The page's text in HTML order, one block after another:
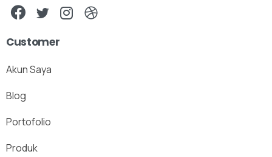
Customer
Akun Saya
Blog
Portofolio
Produk